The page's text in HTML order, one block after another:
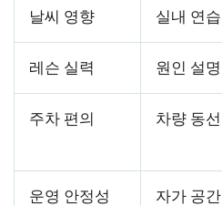
날씨 영향 실내 연습
레슨 실력 원인 설명
주차 편의 차량 동선
운영 안정성 자가 공간